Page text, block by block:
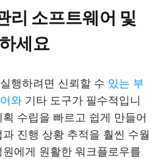
리 소프트웨어 및
세요
행하려면 신뢰할 수 있는 부
와 기타 도구가 필수적입니
수립을 빠르고 쉽게 만들어
진행 상황 추적을 훨씬 수월
에게 원활한 워크플로우를